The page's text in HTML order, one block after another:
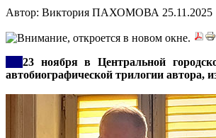
Автор: Виктория ПАХОМОВА 25.11.2025
23 ноября в Центральной
автобиографической трилогии автора,